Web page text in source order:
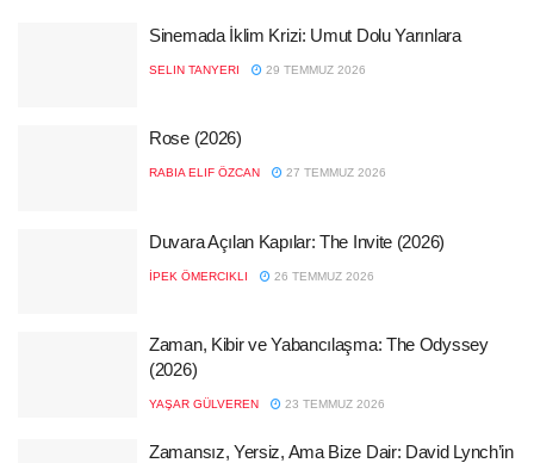
Sinemada İklim Krizi: Umut Dolu Yarınlara
SELIN TANYERI 29 TEMMUZ 2026
Rose (2026)
RABIA ELIF ÖZCAN 27 TEMMUZ 2026
Duvara Açılan Kapılar: The Invite (2026)
İPEK ÖMERCIKLI 26 TEMMUZ 2026
Zaman, Kibir ve Yabancılaşma: The Odyssey
(2026)
YAŞAR GÜLVEREN 23 TEMMUZ 2026
Zamansız, Yersiz, Ama Bize Dair: David Lynch’in